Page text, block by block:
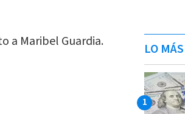
a Maribel Guardia. LO